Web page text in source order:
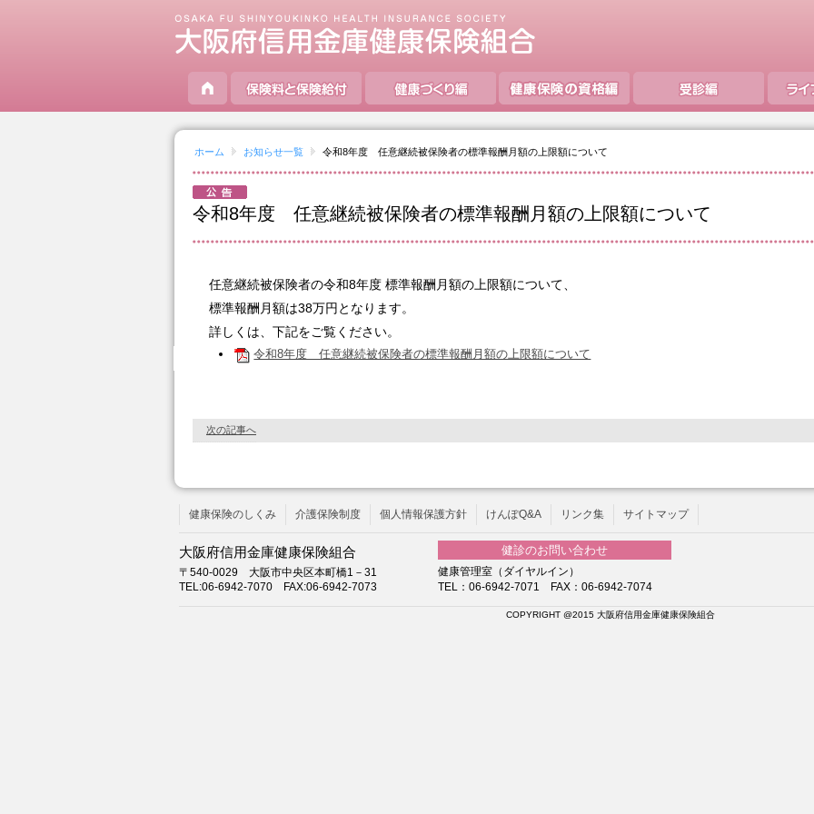
ホーム お知らせ一覧 令和8年度 任意継続被保険者の標準報酬月額の上限額について
令和8年度 任意継続被保険者の標準報酬月額の上限額について
任意継続被保険者の令和8年度 標準報酬月額の上限額について、
標準報酬月額は38万円となります。
詳しくは、下記をご覧ください。
令和8年度 任意継続被保険者の標準報酬月額の上限額について
次の記事へ
健康保険のしくみ 介護保険制度 個人情報保護方針 けんぽQ&A リンク集 サイトマップ
大阪府信用金庫健康保険組合
〒540-0029 大阪市中央区本町橋1－31
TEL:06-6942-7070 FAX:06-6942-7073
健診のお問い合わせ
健康管理室（ダイヤルイン）
TEL：06-6942-7071 FAX：06-6942-7074
COPYRIGHT @2015 大阪府信用金庫健康保険組合